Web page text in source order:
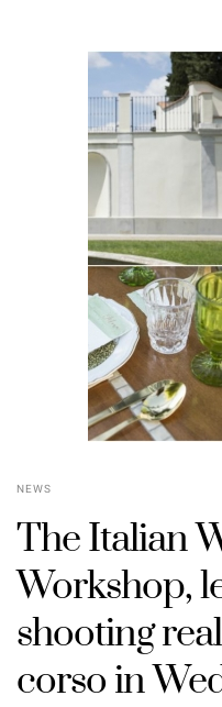
NEWS
The Italian
Workshop,
shooting
corso in